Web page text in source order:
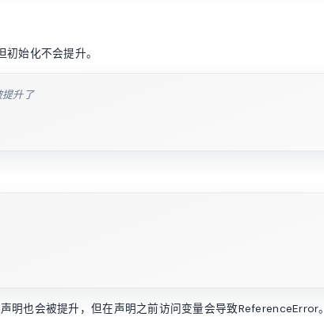
始化不会提升。
升了
明也会被提升，但在声明之前访问变量会导致ReferenceError。